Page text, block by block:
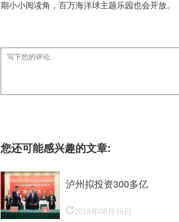
期小小阅读角，百万海洋球主题乐园也会开放。
您还可能感兴趣的文章:
泸州拟投资300多亿
2018年08月16日